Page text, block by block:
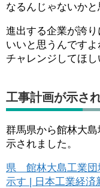
なるんじゃないかと
進出する企業が誇
いいと思うんです
チャレンジしてほし
工事計画が示さ
群馬県から館林大
示されました。
県 館林大島工業団
示す | 日本工業経済